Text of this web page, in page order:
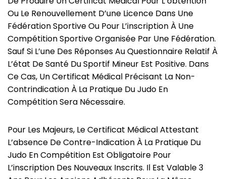
Ou Le Renouvellement D’une Licence Dans Une
Fédération Sportive Ou Pour L’inscription À Une
Compétition Sportive Organisée Par Une Fédération.
Sauf Si L’une Des Réponses Au Questionnaire Relatif À
L’état De Santé Du Sportif Mineur Est Positive. Dans
Ce Cas, Un Certificat Médical Précisant La Non-
Contrindication À La Pratique Du Judo En
Compétition Sera Nécessaire.
Pour Les Majeurs, Le Certificat Médical Attestant
L’absence De Contre-Indication À La Pratique Du
Judo En Compétition Est Obligatoire Pour
L’inscription Des Nouveaux Inscrits. Il Est Valable 3